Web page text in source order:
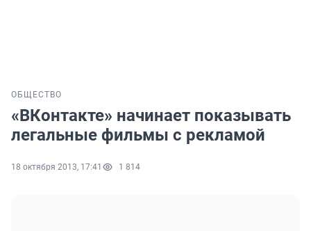
ОБЩЕСТВО
«ВКонтакте» начинает показывать
легальные фильмы с рекламой
18 октября 2013, 17:41 1 814